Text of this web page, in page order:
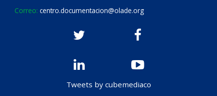
Correo: centro.documentacion@olade.org
Tweets by cubemediaco